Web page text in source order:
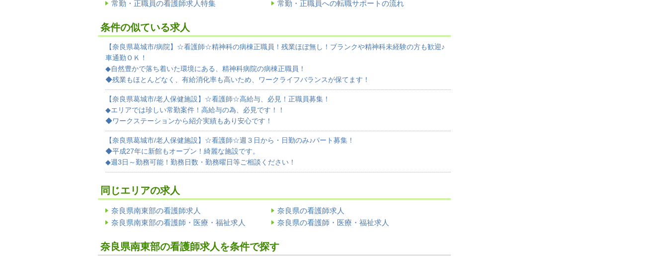
常勤・正職員の看護師求人特集 常勤・正職員への転職サポートの流れ
条件の似ている求人
【奈良県葛城市/病院】☆看護師☆精神科の病棟正職員！残業ほぼ無し！ブランクや精神科未経験の方も歓迎♪
車通勤ＯＫ！
◆自然豊かで落ち着いた環境にある、精神科病院の病棟正職員！
◆残業もほとんどなく、有給消化率も高いため、ワークライフバランスが保てます！
【奈良県葛城市/老人保健施設】☆看護師☆高給与、必見！正職員募集！
◆エリアでは珍しい常勤案件！高給与の為、必見です！！
◆ワークステーションから紹介実績もあり安心です！
【奈良県葛城市/老人保健施設】☆看護師☆週３日から・日勤のみ♪パート募集！
◆平成27年に新館もオープン！綺麗な施設です。
◆週3日～勤務可能！勤務日数・勤務曜日等ご相談ください！
同じエリアの求人
奈良県南東部の看護師求人
奈良県の看護師求人
奈良県南東部の看護師・医療・福祉求人
奈良県の看護師・医療・福祉求人
奈良県南東部の看護師求人を条件で探す